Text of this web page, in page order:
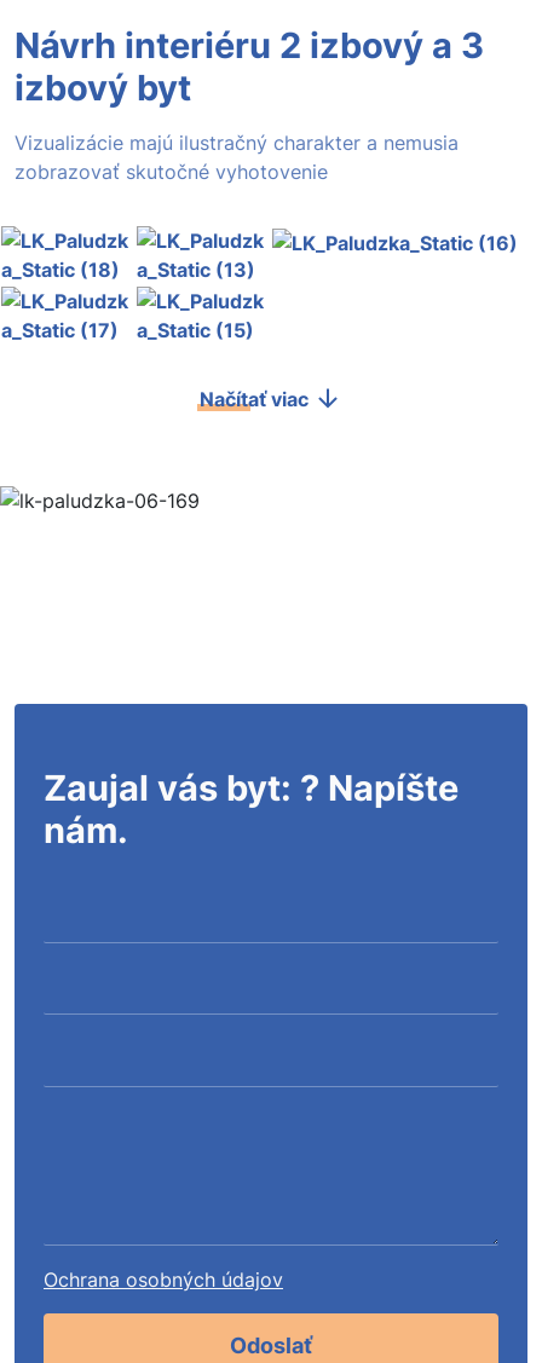
Návrh interiéru 2 izbový a 3
izbový byt
Vizualizácie majú ilustračný charakter a nemusia
zobrazovať skutočné vyhotovenie
Načítať viac
Zaujal vás byt: ? Napíšte
nám.
Ochrana osobných údajov
Odoslať